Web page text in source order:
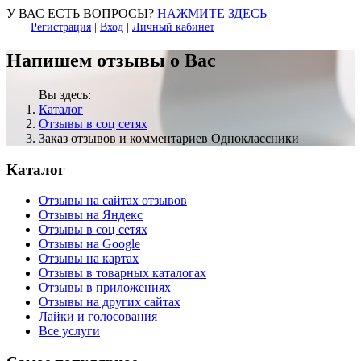
У ВАС ЕСТЬ ВОПРОСЫ? НАЖМИТЕ ЗДЕСЬ
Регистрация Вход Личный кабинет
Напишем отзывы о Вас
Вы здесь:
Каталог
Отзывы в соц сетях
Заказ отзывов и комментариев Одноклассники
Каталог
Отзывы на сайтах отзывов
Отзывы на Яндекс
Отзывы в соц сетях
Отзывы на Google
Отзывы на картах
Отзывы в товарных каталогах
Отзывы в приложениях
Отзывы на других сайтах
Лайки и голосования
Все услуги